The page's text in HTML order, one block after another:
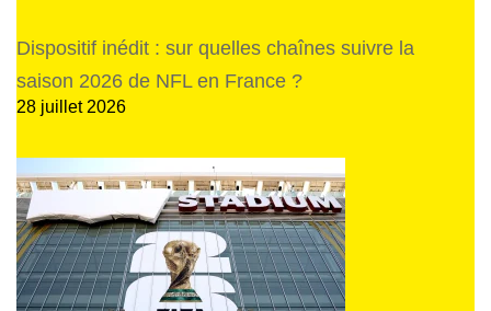
Dispositif inédit : sur quelles chaînes suivre la
saison 2026 de NFL en France ?
28 juillet 2026